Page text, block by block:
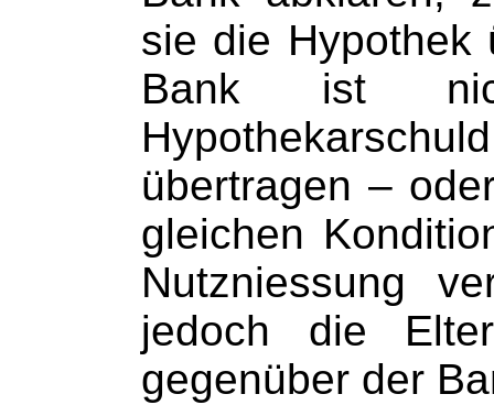
sie die Hypothek
Bank ist
übertragen –
gleichen
Nutzniessung
jedoch die
gegenüber der